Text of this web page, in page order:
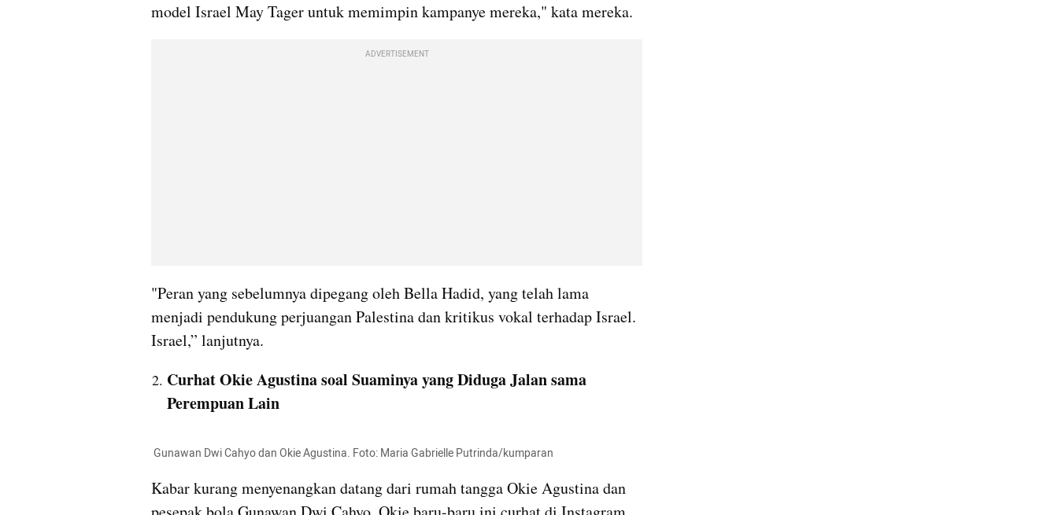
model Israel May Tager untuk memimpin kampanye mereka," kata mereka.
ADVERTISEMENT
"Peran yang sebelumnya dipegang oleh Bella Hadid, yang telah lama
menjadi pendukung perjuangan Palestina dan kritikus vokal terhadap Israel.
Israel,” lanjutnya.
Curhat Okie Agustina soal Suaminya yang Diduga Jalan sama
Perempuan Lain
Gunawan Dwi Cahyo dan Okie Agustina. Foto: Maria Gabrielle Putrinda/kumparan
Kabar kurang menyenangkan datang dari rumah tangga Okie Agustina dan